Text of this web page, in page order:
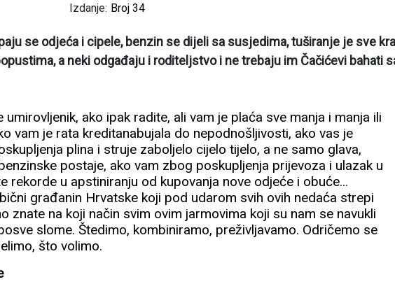
Izdanje: Broj 34
se odjeća i cipele, benzin se dijeli sa susjedima, tuširanje je sve
a neki odgađaju i roditeljstvo i ne trebaju im Čačićevi bahati
ako ipak radite, ali vam je plaća sve manja i manja ili
vam je rata kreditanabujala do nepodnošljivosti, ako vas je
plina i struje zaboljelo cijelo tijelo, a ne samo glava,
postaje, ako vam zbog poskupljenja prijevoza i ulazak u
rekorde u apstiniranju od kupovanja nove odjeće i obuće...
građanin Hrvatske koji pod udarom svih ovih nedaća strepi
znate na koji način svim ovim jarmovima koji su nam se navukli
slome. Štedimo, kombiniramo, preživljavamo. Odričemo se
što volimo.